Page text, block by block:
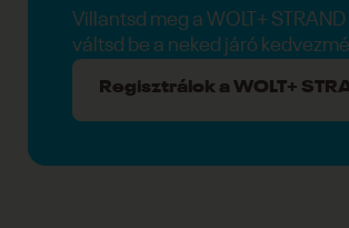
Villantsd meg a WOLT+
váltsd be a neked járó
Regisztrálok a WOLT+